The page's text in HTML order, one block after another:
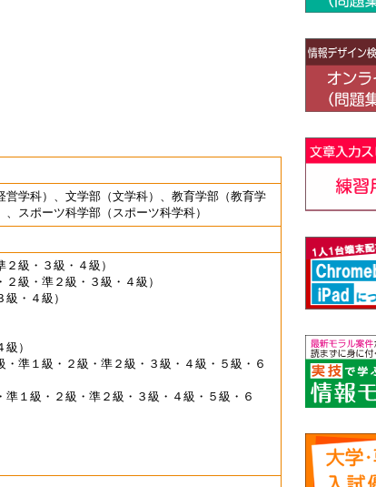
学科）、文学部（文学科）、教育学部（教育学
スポーツ科学部（スポーツ科学科）
級・３級・４級）
級・準２級・３級・４級）
・４級）
）
準１級・２級・準２級・３級・４級・５級・６
１級・２級・準２級・３級・４級・５級・６